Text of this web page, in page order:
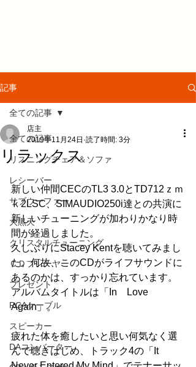
記事
全ての記事
リスニングチェア＆ソファ
レシーバー
サブウーファー
大黒天
クリスタルチューニング
ＣＤプレーヤー
プレゼント
RCAケーブル
スピーカー
DAコンバーター
全ての記事
リラックス
店主
2019年11月24日 読了時間: 3分
新しい仲間CECのTL3 3.0とTD712ｚｍ
ｋ2LSC、SIMAUDIO250i達との共演に
新しいチューニングが加わりかなり時
間が経過しました。
久しぶりにStacey Kentを聴いてみまし
た。何故、このCDがライフサウンドに
あるのかは、すっかり忘れています。
アルバムタイトルは「In　Love
Again」。
疲れた体を癒したいと思い何気なく選
んで聴きはじめ、トラック4の「It